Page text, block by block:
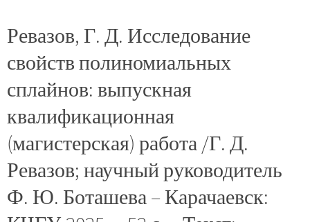
Ревазов, Г. Д. Исследование
свойств полиномиальных
сплайнов: выпускная
квалификационная
(магистерская) работа /Г. Д.
Ревазов; научный руководитель
Ф. Ю. Боташева – Карачаевск: